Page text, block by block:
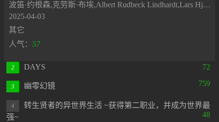
波笛·约根森,克劳斯·布埃,Albert Rudbeck Lindhardt,Lars Hjortshøj,拉斯马斯·伯格,Maria Lucia Rosenberg,Herman Knop,Flora Ofelia Hofman Lindahl,Malte Houe,Uffe Ellemann-Jensen
2025-04-03
其它
人气： 57
2 DAYS 72
3 幽零幻镜 759
4
转生贤者的异世界生活 ~获得第二职业，并成为世界最
强~
48